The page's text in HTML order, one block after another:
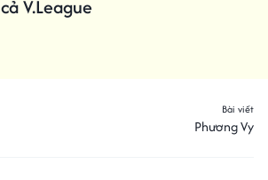
cả V.League
Bài viết
Phương Vy